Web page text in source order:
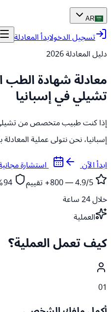
AR
تسجيل الدخولابدأ المعادلة
دليل المعادلة2026
معادلة شهادة
تشيلي في إسبانيا
إذا كنت طبيب متخصص من
إسبانيا، نحن نتولى عملية المعادلة بالكامل.
ابدأ الآن
استشارة
تقييم
خلال 24 ساعة
العملية
كيف تعمل العملية؟
01